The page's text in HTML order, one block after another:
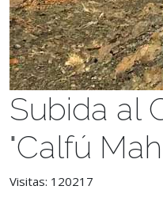
Subida al
"Calfú
Visitas: 120217